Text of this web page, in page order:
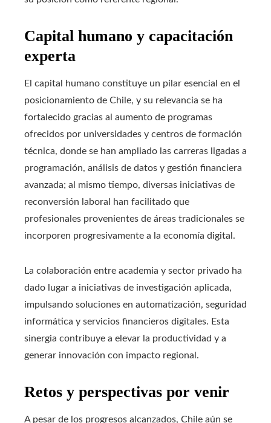
Capital humano y capacitación
experta
El capital humano constituye un pilar esencial en el
posicionamiento de Chile, y su relevancia se ha
fortalecido gracias al aumento de programas
ofrecidos por universidades y centros de formación
técnica, donde se han ampliado las carreras ligadas a
programación, análisis de datos y gestión financiera
avanzada; al mismo tiempo, diversas iniciativas de
reconversión laboral han facilitado que
profesionales provenientes de áreas tradicionales se
incorporen progresivamente a la economía digital.
La colaboración entre academia y sector privado ha
dado lugar a iniciativas de investigación aplicada,
impulsando soluciones en automatización, seguridad
informática y servicios financieros digitales. Esta
sinergia contribuye a elevar la productividad y a
generar innovación con impacto regional.
Retos y perspectivas por venir
A pesar de los progresos alcanzados, Chile aún se